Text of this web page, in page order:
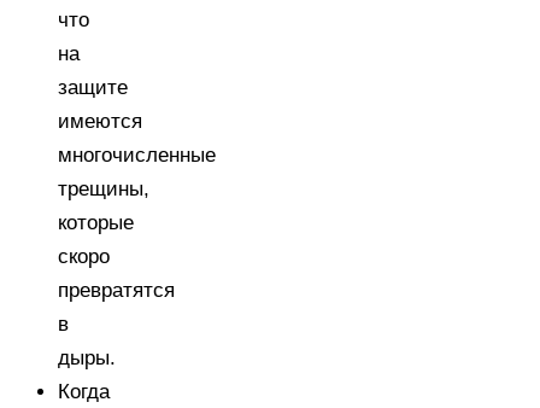
что
на
защите
имеются
многочисленные
трещины,
которые
скоро
превратятся
в
дыры.
Когда